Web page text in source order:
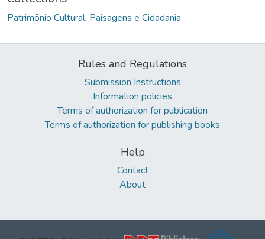
Patrimônio Cultural, Paisagens e Cidadania
Rules and Regulations
Submission Instructions
Information policies
Terms of authorization for publication
Terms of authorization for publishing books
Help
Contact
About